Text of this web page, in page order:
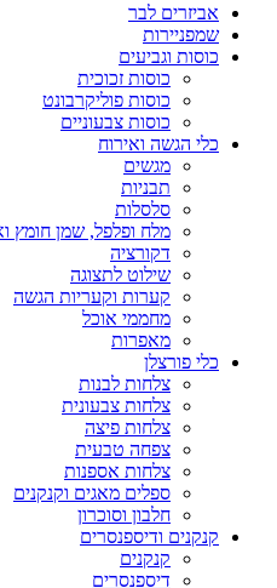
אביזרים לבר
שמפניירות
כוסות וגביעים
כוסות זכוכית
כוסות פוליקרבונט
כוסות צבעוניים
כלי הגשה ואירוח
מגשים
תבניות
סלסלות
מלח ופלפל, שמן חומץ
דקורציה
שילוט לתצוגה
קערות וקעריות הגשה
מחממי אוכל
מאפרות
כלי פורצלן
צלחות לבנות
צלחות צבעונית
צלחות פיצה
צפחה טבעית
צלחות אספנות
ספלים מאגים וקנקנים
חלבון וסוכרון
קנקנים ודיספנסרים
קנקנים
דיספנסרים